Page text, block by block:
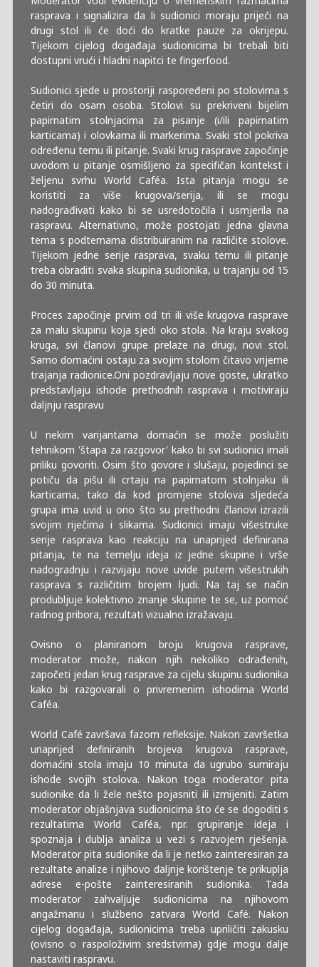
rasprava i signalizira da li sudionici moraju prijeći na
drugi stol ili će doći do kratke pauze za okrijepu.
Tijekom cijelog događaja sudionicima bi trebali biti
dostupni vrući i hladni napitci te fingerfood.
Sudionici sjede u prostoriji raspoređeni po stolovima s
četiri do osam osoba. Stolovi su prekriveni bijelim
papirnatim stolnjacima za pisanje (i/ili papirnatim
karticama) i olovkama ili markerima. Svaki stol pokriva
određenu temu ili pitanje. Svaki krug rasprave započinje
uvodom u pitanje osmišljeno za specifičan kontekst i
željenu svrhu World Caféa. Ista pitanja mogu se
koristiti za više krugova/serija, ili se mogu
nadograđivati kako bi se usredotočila i usmjerila na
raspravu. Alternativno, može postojati jedna glavna
tema s podtemama distribuiranim na različite stolove.
Tijekom jedne serije rasprava, svaku temu ili pitanje
treba obraditi svaka skupina sudionika, u trajanju od 15
do 30 minuta.
Proces započinje prvim od tri ili više krugova rasprave
za malu skupinu koja sjedi oko stola. Na kraju svakog
kruga, svi članovi grupe prelaze na drugi, novi stol.
Samo domaćini ostaju za svojim stolom čitavo vrijeme
trajanja radionice.Oni pozdravljaju nove goste, ukratko
predstavljaju ishode prethodnih rasprava i motiviraju
daljnju raspravu
U nekim varijantama domaćin se može poslužiti
tehnikom 'štapa za razgovor' kako bi svi sudionici imali
priliku govoriti. Osim što govore i slušaju, pojedinci se
potiču da pišu ili crtaju na papirnatom stolnjaku ili
karticama, tako da kod promjene stolova sljedeća
grupa ima uvid u ono što su prethodni članovi izrazili
svojim riječima i slikama. Sudionici imaju višestruke
serije rasprava kao reakciju na unaprijed definirana
pitanja, te na temelju ideja iz jedne skupine i vrše
nadogradnju i razvijaju nove uvide putem višestrukih
rasprava s različitim brojem ljudi. Na taj se način
produbljuje kolektivno znanje skupine te se, uz pomoć
radnog pribora, rezultati vizualno izražavaju.
Ovisno o planiranom broju krugova rasprave,
moderator može, nakon njih nekoliko odrađenih,
započeti jedan krug rasprave za cijelu skupinu sudionika
kako bi razgovarali o privremenim ishodima World
Caféa.
World Café završava fazom refleksije. Nakon završetka
unaprijed definiranih brojeva krugova rasprave,
domaćini stola imaju 10 minuta da ugrubo sumiraju
ishode svojih stolova. Nakon toga moderator pita
sudionike da li žele nešto pojasniti ili izmijeniti. Zatim
moderator objašnjava sudionicima što će se dogoditi s
rezultatima World Caféa, npr. grupiranje ideja i
spoznaja i dublja analiza u vezi s razvojem rješenja.
Moderator pita sudionike da li je netko zainteresiran za
rezultate analize i njihovo daljnje korištenje te prikuplja
adrese e-pošte zainteresiranih sudionika. Tada
moderator zahvaljuje sudionicima na njihovom
angažmanu i službeno zatvara World Café. Nakon
cijelog događaja, sudionicima treba upriličiti zakusku
(ovisno o raspoloživim sredstvima) gdje mogu dalje
nastaviti raspravu.